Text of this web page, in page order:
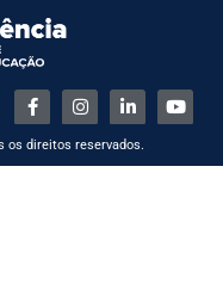
os direitos reservados.